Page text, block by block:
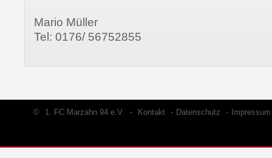
Mario Müller
Tel: 0176/ 56752855
© 1. FC Marzahn 94 e.V. - Kontakt - Datenschutz - Impressum